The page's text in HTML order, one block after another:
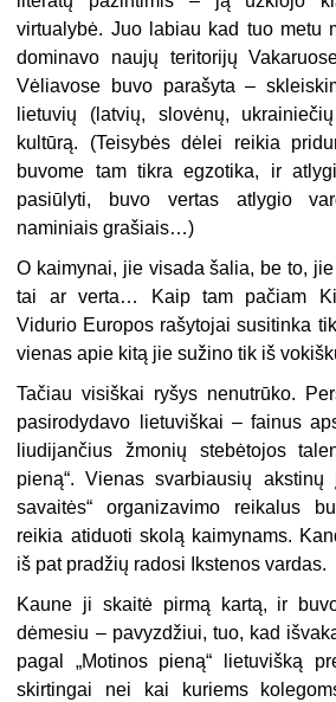
virtualybė. Juo labiau kad tuo metu
dominavo naujų teritorijų
Vėliavose buvo parašyta ­–
lietuvių (latvių, slovėnų,
kultūrą. (Teisybės dėlei reikia
buvome tam tikra egzotika, ir
pasiūlyti, buvo vertas atlygio
naminiais grašiais…)
O kaimynai, jie visada šalia, be to,
tai ar verta… Kaip tam pačiam
Vidurio Europos rašytojai susitinka
vienas apie kitą jie sužino tik iš
Tačiau visiškai ryšys nenutrūko.
pasirodydavo lietuviškai – fainus
liudijančius žmonių stebėtojos
pieną“. Vienas svarbiausių akstinų
savaitės“ organizavimo reikalus
reikia atiduoti skolą kaimynams.
iš pat pradžių radosi Ikstenos vardas.
Kaune ji skaitė pirmą kartą, ir
dėmesiu – pavyzdžiui, tuo, kad
pagal „Motinos pieną“ lietuvišką
skirtingai nei kai kuriems